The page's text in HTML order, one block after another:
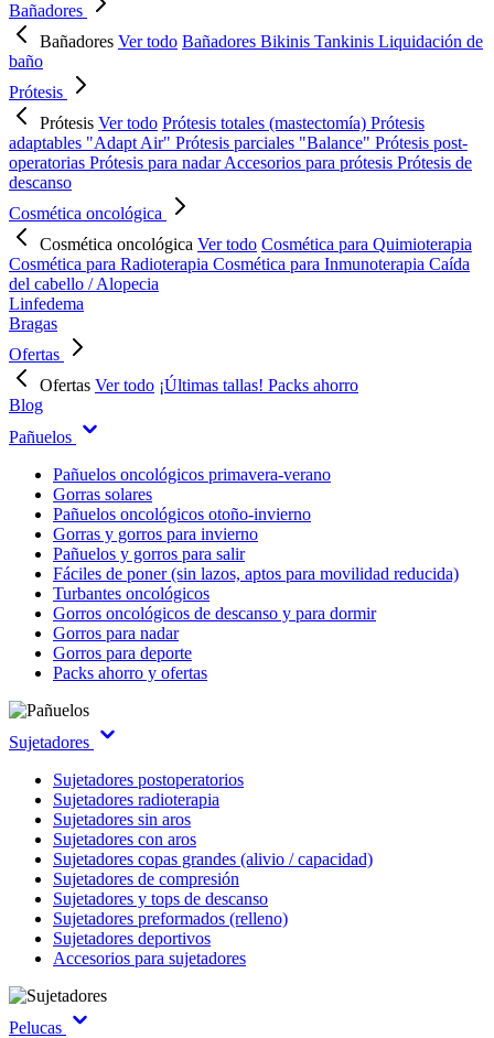
Bañadores
Bañadores Ver todo Bañadores Bikinis Tankinis Liquidación de
baño
Prótesis
Prótesis Ver todo Prótesis totales (mastectomía) Prótesis
adaptables "Adapt Air" Prótesis parciales "Balance" Prótesis post-
operatorias Prótesis para nadarAccesorios para prótesis Prótesis de
descanso
Cosmética oncológica
Cosmética oncológica Ver todo Cosmética para Quimioterapia
Cosmética para Radioterapia Cosmética para Inmunoterapia Caída
del cabello / Alopecia
Linfedema
Bragas
Ofertas
Ofertas Ver todo ¡Últimas tallas! Packs ahorro
Blog
Pañuelos
Pañuelos oncológicos primavera-verano
Gorras solares
Pañuelos oncológicos otoño-invierno
Gorras y gorros para invierno
Pañuelos y gorros para salir
Fáciles de poner (sin lazos, aptos para movilidad reducida)
Turbantes oncológicos
Gorros oncológicos de descanso y para dormir
Gorros para nadar
Gorros para deporte
Packs ahorro y ofertas
Sujetadores
Sujetadores postoperatorios
Sujetadores radioterapia
Sujetadores sin aros
Sujetadores con aros
Sujetadores copas grandes (alivio / capacidad)
Sujetadores de compresión
Sujetadores y tops de descanso
Sujetadores preformados (relleno)
Sujetadores deportivos
Accesorios para sujetadores
Pelucas